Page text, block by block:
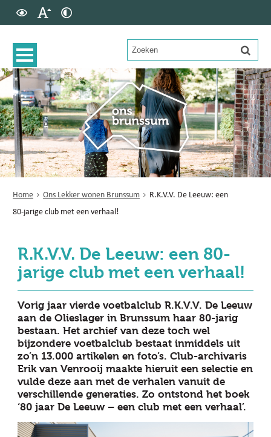
Home Ons Lekker wonen Brunssum
R.K.V.V. De Leeuw: een
80-jarige club met een verhaal!
R.K.V.V. De Leeuw: een 80-
jarige club met een verhaal!
Vorig jaar vierde voetbalclub R.K.V.V. De Leeuw
aan de Olieslager in Brunssum haar 80-jarig
bestaan. Het archief van deze toch wel
bijzondere voetbalclub bestaat inmiddels uit
zo’n 13.000 artikelen en foto’s. Club-archivaris
Erik van Venrooij maakte hieruit een selectie en
vulde deze aan met de verhalen vanuit de
verschillende generaties. Zo ontstond het boek
‘80 jaar De Leeuw – een club met een verhaal’.